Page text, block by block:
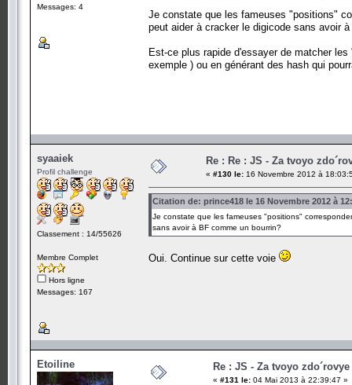
Messages: 4
Je constate que les fameuses "positions"
peut aider à cracker le digicode sans avoir
Est-ce plus rapide d'essayer de matcher
exemple ) ou en générant des hash qui
syaaiek
Profil challenge
Classement : 14/55626
Membre Complet
Hors ligne
Messages: 167
Re : Re : JS - Za tvoyo
« #130 le: 16 Novembre 2012 à
Citation de: prince418 le 16 Novembre 2012 à
Je constate que les fameuses "positions"
sans avoir à BF comme un bourrin?
Oui. Continue sur cette voie
Etoiline Re : JS - Za tvoyo zdo´rovye
« #131 le: 04 Mai 2013 à 22:39:47 »